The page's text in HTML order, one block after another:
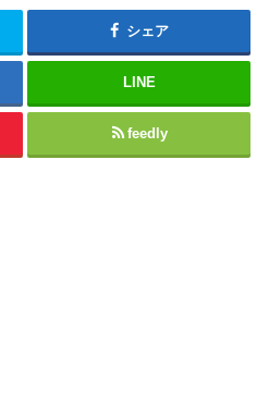
シェア
LINE
feedly